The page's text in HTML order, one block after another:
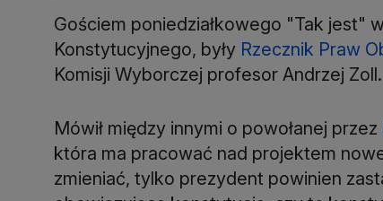
Gościem poniedziałkowego "Tak jest"
Konstytucyjnego, były Rzecznik Praw
Komisji Wyborczej profesor Andrzej Zoll.
Mówił między innymi o powołanej przez
która ma pracować nad projektem
zmieniać, tylko prezydent powinien